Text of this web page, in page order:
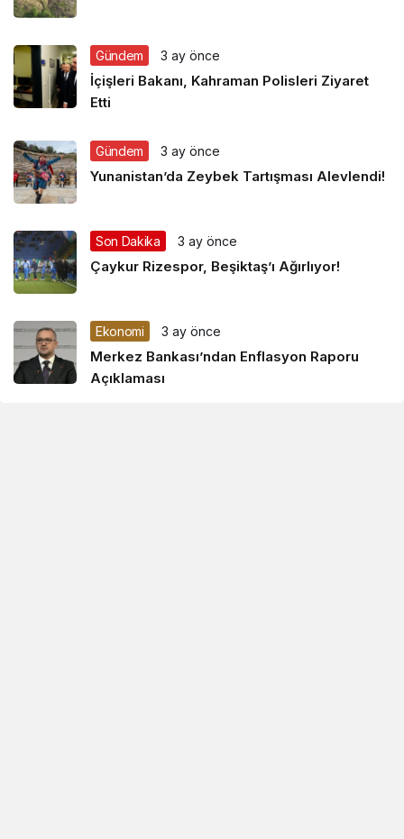
Gündem 3 ay önce
İçişleri Bakanı, Kahraman Polisleri Ziyaret
Etti
Gündem 3 ay önce
Yunanistan’da Zeybek Tartışması Alevlendi!
Son Dakika 3 ay önce
Çaykur Rizespor, Beşiktaş’ı Ağırlıyor!
Ekonomi 3 ay önce
Merkez Bankası’ndan Enflasyon Raporu
Açıklaması